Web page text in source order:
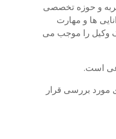
و حوزه تخصصی
ها و مهارت
وکیل را موجب می
است.
بررسی قرار